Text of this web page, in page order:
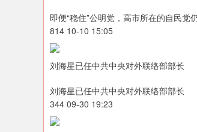
即便“稳住”公明党，高市所在的自民党
814 10-10 15:05
刘海星已任中共中央对外联络部部长
刘海星已任中共中央对外联络部部长
344 09-30 19:23